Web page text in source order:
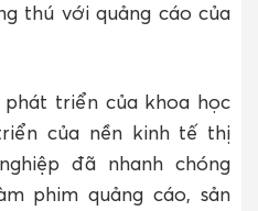
thú với quảng cáo của
phát triển của khoa học
của nền kinh tế thị
đã nhanh chóng
phim quảng cáo, sản